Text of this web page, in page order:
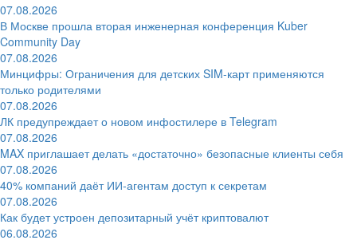
07.08.2026
В Москве прошла вторая инженерная конференция Kuber
Community Day
07.08.2026
Минцифры: Ограничения для детских SIM-карт применяются
только родителями
07.08.2026
ЛК предупреждает о новом инфостилере в Telegram
07.08.2026
MAX приглашает делать «достаточно» безопасные клиенты себя
07.08.2026
40% компаний даёт ИИ‑агентам доступ к секретам
07.08.2026
Как будет устроен депозитарный учёт криптовалют
06.08.2026